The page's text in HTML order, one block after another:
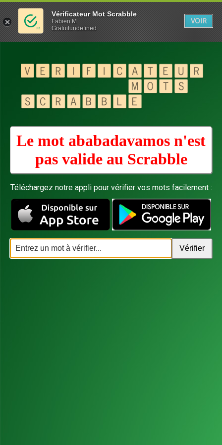
Le mot ababadavamos n'est
pas valide au Scrabble
Téléchargez notre appli pour vérifier vos mots facilement :
Vérificateur Mot Scrabble
Fabien M
Gratuitundefined
VOIR